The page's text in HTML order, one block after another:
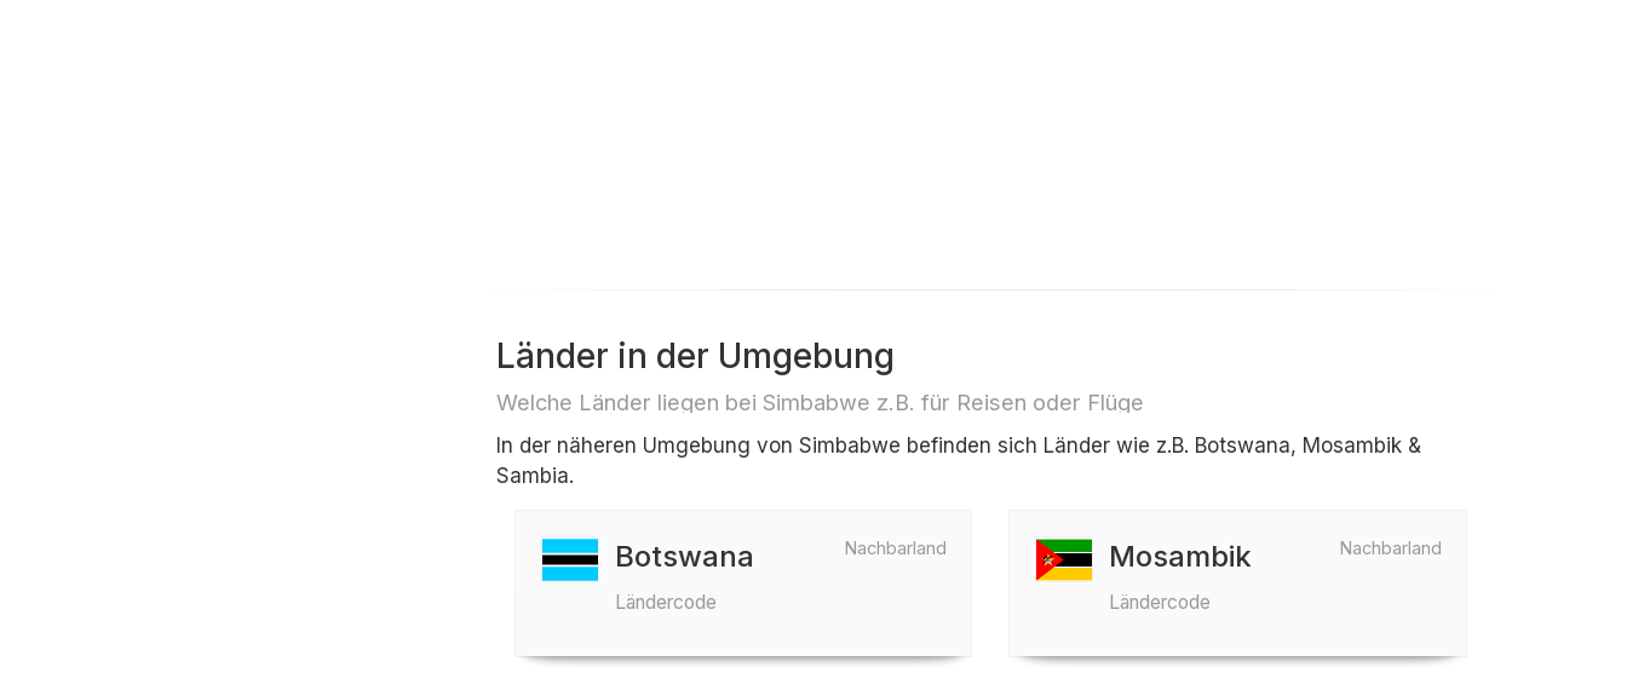
Länder in der Umgebung
Welche Länder liegen bei Simbabwe z.B. für Reisen oder Flüge
In der näheren Umgebung von Simbabwe befinden sich Länder wie z.B. Botswana, Mosambik &
Sambia.
Nachbarland
Botswana
Ländercode
Nachbarland
Mosambik
Ländercode